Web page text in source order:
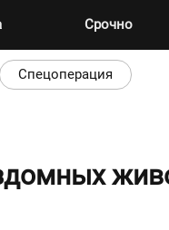
Срочно
Спецоперация